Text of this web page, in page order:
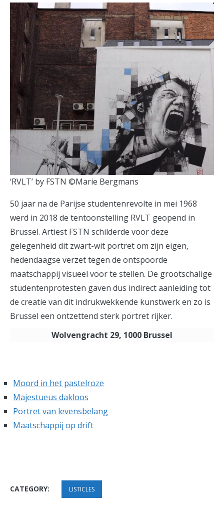
‘RVLT’ by FSTN ©Marie Bergmans
50 jaar na de Parijse studentenrevolte in mei 1968
werd in 2018 de tentoonstelling RVLT geopend in
Brussel. Artiest FSTN schilderde voor deze
gelegenheid dit zwart-wit portret om zijn eigen,
hedendaagse verzet tegen de ontspoorde
maatschappij visueel voor te stellen. De grootschalige
studentenprotesten gaven dus indirect aanleiding tot
de creatie van dit indrukwekkende kunstwerk en zo is
Brussel een ontzettend sterk portret rijker.
Wolvengracht 29, 1000 Brussel
Moord in het pastelroze
Majestueus dakloos
Portret van levensbelang
Maatschappij op drift
CATEGORY: LISTICLES